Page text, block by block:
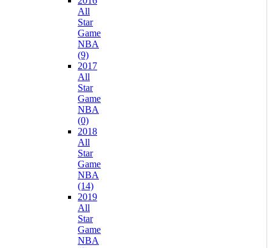
All
Star
Game
NBA
(9)
2017
All
Star
Game
NBA
(0)
2018
All
Star
Game
NBA
(14)
2019
All
Star
Game
NBA